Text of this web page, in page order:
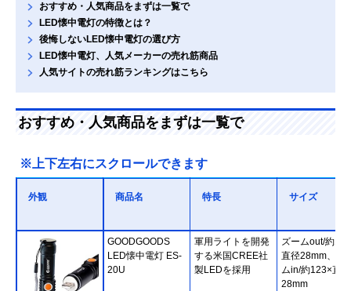
おすすめ・人気商品をまずは一覧で
LED懐中電灯の特徴とは？
後悔しないLED懐中電灯の選び方
LED懐中電灯、人気メーカーの売れ筋商品
人気サイトの売れ筋ランキングはこちら
おすすめ・人気商品をまずは一覧で
※上下左右にスクロールできます
外観 商品名 特長 サイズ
GOODGOODS
LED懐中電灯 ES-
20U
軍用ライトを開発
する米国CREE社
製LEDを採用
ズームout/約
直径28mm、ズ
ムin/約123×直径
28mm